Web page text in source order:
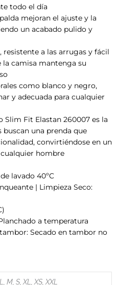
todo el día
mejoran el ajuste y la
un acabado pulido y
resistente a las arrugas y fácil
la camisa mantenga su
como blanco y negro,
y adecuada para cualquier
Slim Fit Elastan 260007 es la
buscan una prenda que
convirtiéndose en un
hombre
lavado 40ºC
| Limpieza Seco:
a temperatura
Secado en tambor no
M, S, XL, XS, XXL